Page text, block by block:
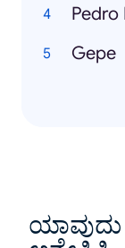
Pedro
Gepe
ಯಾವುದು